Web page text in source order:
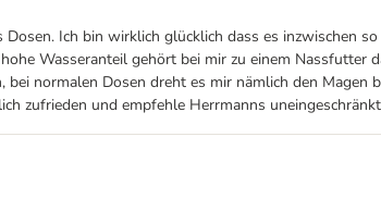
Ich bin wirklich glücklich dass es inzwischen
Wasseranteil gehört bei mir zu einem Nassfutter
normalen Dosen dreht es mir nämlich den Magen
zufrieden und empfehle Herrmanns